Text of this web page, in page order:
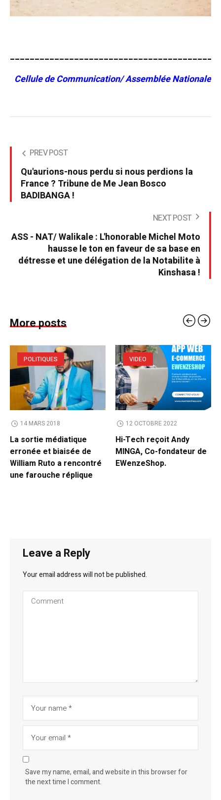
Cellule de Communication/ Assemblée Nationale
PREV POST
Qu'aurions-nous perdu si nous perdions la
France ? Tribune de Me Jean Bosco
BADIBANGA !
NEXT POST
ASS - NAT/ Walikale : L'honorable Michel Moto
hausse le ton en faveur de sa base en
détresse et une délégation de la Notabilite à
Kinshasa !
More posts
POLITIQUES
14 MARS 2018
La sortie médiatique
erronée et biaisée de
William Ruto a rencontré
une farouche réplique
VIDEO
12 OCTOBRE 2022
Hi-Tech reçoit Andy
MINGA, Co-fondateur de
EWenzeShop.
Leave a Reply
Your email address will not be published.
Save my name, email, and website in this browser for
the next time I comment.